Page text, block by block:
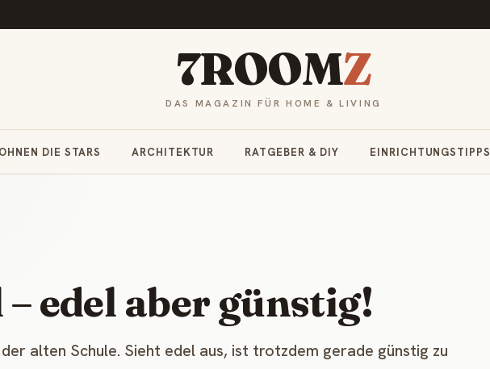
7ROOMZ
DAS MAGAZIN FÜR HOME & LIVING
DIE STARS ARCHITEKTUR RATGEBER & DIY EINRICHTUNGSTIPPS
edel aber günstig!
alten Schule. Sieht edel aus, ist trotzdem gerade günstig zu